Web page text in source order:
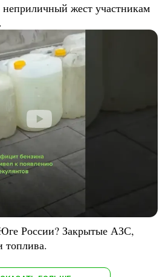
неприличный жест участникам
России? Закрытые АЗС,
топлива.